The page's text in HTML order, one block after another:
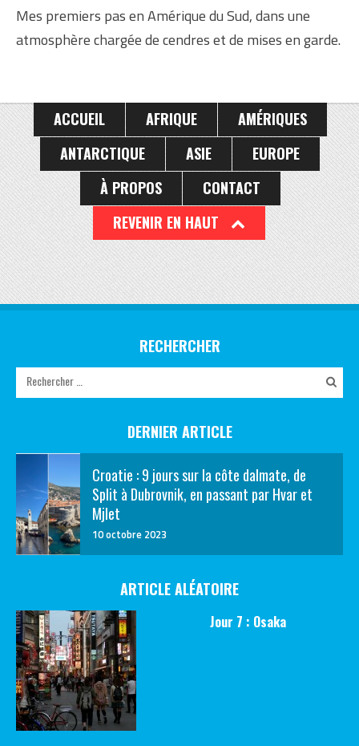
Mes premiers pas en Amérique du Sud, dans une
atmosphère chargée de cendres et de mises en garde.
ACCUEIL AFRIQUE
AMÉRIQUES
ANTARCTIQUE
ASIE
EUROPE
À PROPOS
CONTACT
REVENIR EN HAUT
RECHERCHER
DERNIER ARTICLE
Croatie : 9 jours sur la côte dalmate, de
Split à Dubrovnik, en passant par Hvar et
Mjlet
10 octobre 2023
ARTICLE ALÉATOIRE
Jour 7 : Osaka